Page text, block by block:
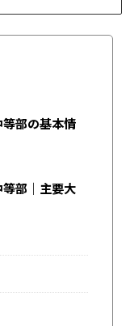
部の基本情
部｜主要大